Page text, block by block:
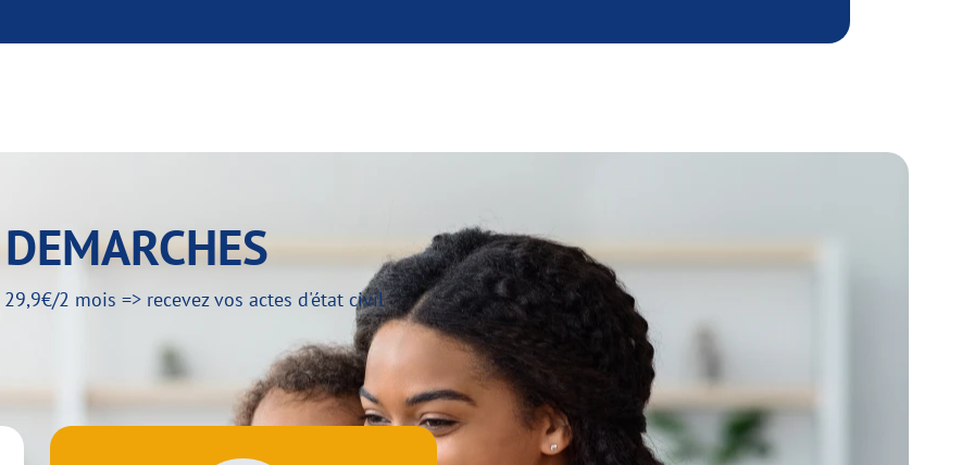
2 mois => recevez vos actes d'état civil